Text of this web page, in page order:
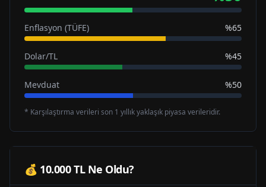
Enflasyon (TÜFE) %65
Dolar/TL %45
Mevduat %50
* Karşılaştırma verileri son 1 yıllık yaklaşık piyasa verileridir.
💰 10.000 TL Ne Oldu?